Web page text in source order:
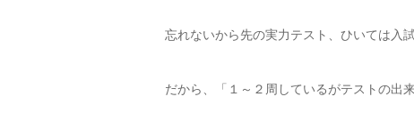
忘れないから先の実力テスト、ひいては入
だから、「１～２周しているがテストの出